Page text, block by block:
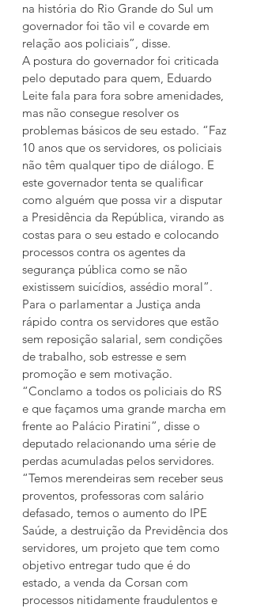
na história do Rio Grande do Sul um
governador foi tão vil e covarde em
relação aos policiais”, disse.
A postura do governador foi criticada
pelo deputado para quem, Eduardo
Leite fala para fora sobre amenidades,
mas não consegue resolver os
problemas básicos de seu estado. “Faz
10 anos que os servidores, os policiais
não têm qualquer tipo de diálogo. E
este governador tenta se qualificar
como alguém que possa vir a disputar
a Presidência da República, virando as
costas para o seu estado e colocando
processos contra os agentes da
segurança pública como se não
existissem suicídios, assédio moral”.
Para o parlamentar a Justiça anda
rápido contra os servidores que estão
sem reposição salarial, sem condições
de trabalho, sob estresse e sem
promoção e sem motivação.
“Conclamo a todos os policiais do RS
e que façamos uma grande marcha em
frente ao Palácio Piratini”, disse o
deputado relacionando uma série de
perdas acumuladas pelos servidores.
“Temos merendeiras sem receber seus
proventos, professoras com salário
defasado, temos o aumento do IPE
Saúde, a destruição da Previdência dos
servidores, um projeto que tem como
objetivo entregar tudo que é do
estado, a venda da Corsan com
processos nitidamente fraudulentos e